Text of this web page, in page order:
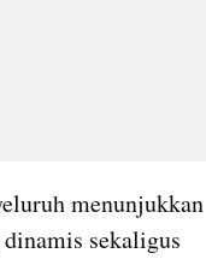
menunjukkan
sekaligus